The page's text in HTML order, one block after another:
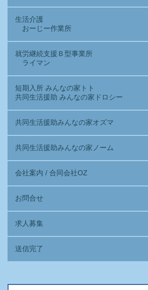
生活介護
おーじー作業所
就労継続支援Ｂ型事業所
ライマン
短期入所 みんなの家トト
共同生活援助 みんなの家ドロシー
共同生活援助みんなの家オズマ
共同生活援助みんなの家ノーム
会社案内 / 合同会社OZ
お問合せ
求人募集
送信完了